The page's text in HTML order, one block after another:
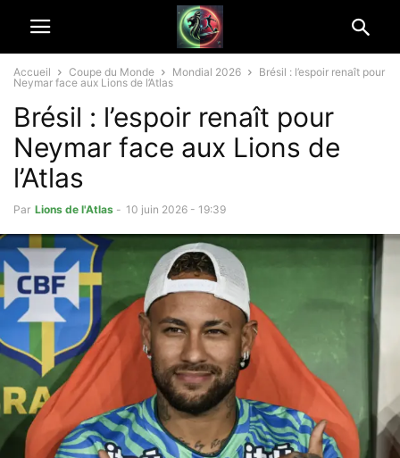
Accueil Coupe du Monde Mondial 2026
Brésil : l’espoir renaît pour
Neymar face aux Lions de l’Atlas
Brésil : l’espoir renaît pour
Neymar face aux Lions de
l’Atlas
Par Lions de l'Atlas - 10 juin 2026 - 19:39